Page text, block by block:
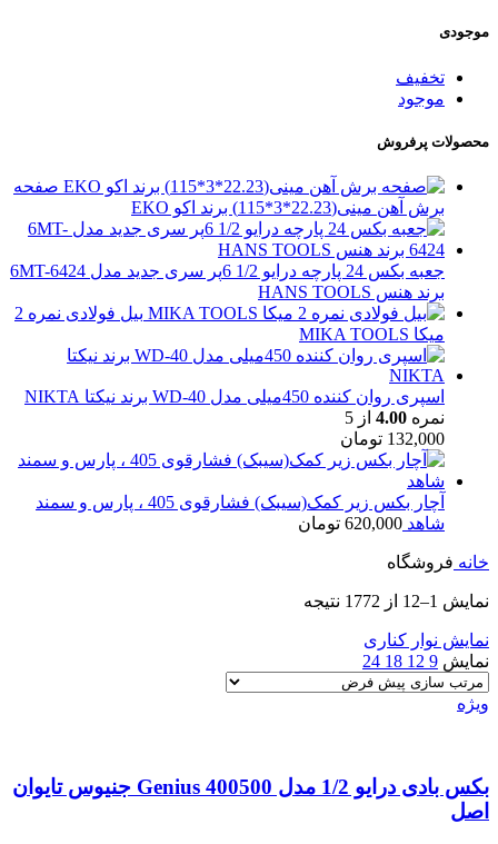
موجودی
تخفیف
موجود
محصولات پرفروش
صفحه
برش آهن مینی(22.23*3*115) برند اکو EKO
جعبه بکس 24 پارچه درایو 1/2 6پر سری جدید مدل 6MT-6424
برند هنس HANS TOOLS
بیل فولادی نمره 2
میکا MIKA TOOLS
اسپری روان کننده 450میلی مدل WD-40 برند نیکتا NIKTA
نمره 4.00 از 5
132,000 تومان
آچار بکس زیر کمک(سیبک) فشارقوی 405 ، پارس و سمند
شاهد 620,000 تومان
خانه فروشگاه
نمایش 1–12 از 1772 نتیجه
نمایش نوار کناری
نمایش 9
12
18
24
ویژه
بکس بادی درایو 1/2 مدل Genius 400500 جنیوس تایوان
اصل